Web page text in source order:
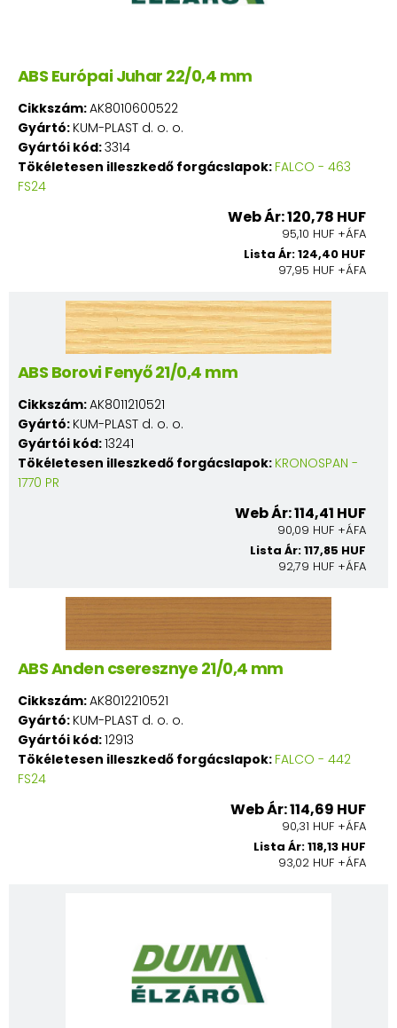
ABS Európai Juhar 22/0,4 mm
Cikkszám:AK8010600522
Gyártó: KUM-PLAST d. o. o.
Gyártói kód:3314
Tökéletesen illeszkedő forgácslapok: FALCO - 463
FS24
Web Ár: 120,78 HUF
95,10 HUF +ÁFA
Lista Ár: 124,40 HUF
97,95 HUF +ÁFA
ABS Borovi Fenyő 21/0,4 mm
Cikkszám:AK8011210521
Gyártó: KUM-PLAST d. o. o.
Gyártói kód:13241
Tökéletesen illeszkedő forgácslapok: KRONOSPAN -
1770 PR
Web Ár: 114,41 HUF
90,09 HUF +ÁFA
Lista Ár: 117,85 HUF
92,79 HUF +ÁFA
ABS Anden cseresznye 21/0,4 mm
Cikkszám:AK8012210521
Gyártó: KUM-PLAST d. o. o.
Gyártói kód:12913
Tökéletesen illeszkedő forgácslapok: FALCO - 442
FS24
Web Ár: 114,69 HUF
90,31 HUF +ÁFA
Lista Ár: 118,13 HUF
93,02 HUF +ÁFA